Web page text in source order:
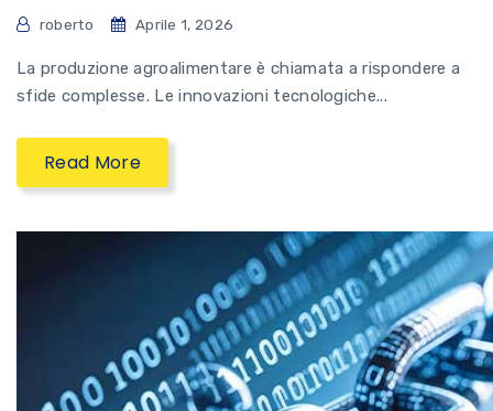
roberto Aprile 1, 2026
La produzione agroalimentare è chiamata a rispondere a
sfide complesse. Le innovazioni tecnologiche...
Read More